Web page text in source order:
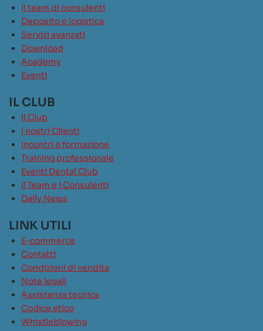
Il team di consulenti
Deposito e logistica
Servizi avanzati
Download
Academy
Eventi
IL CLUB
Il Club
I nostri Clienti
Incontri e formazione
Training professionale
Eventi Dental Club
Il Team e i Consulenti
Daily News
LINK UTILI
E-commerce
Contatti
Condizioni di vendita
Note legali
Assistenza tecnica
Codice etico
Whistleblowing